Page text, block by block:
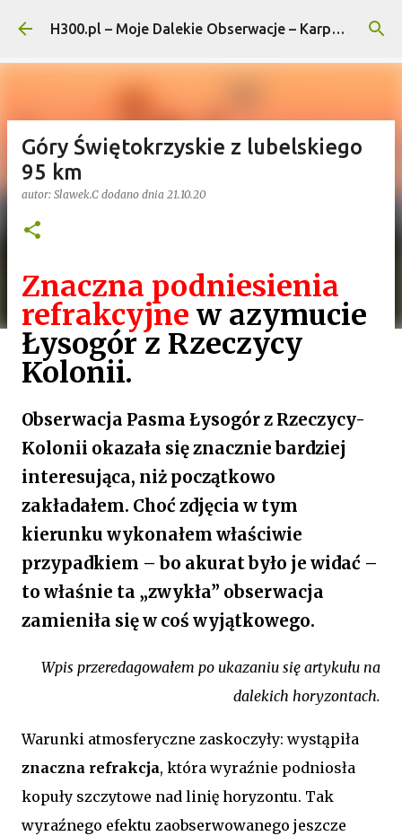
Przejdź do głównej zawartości H300.pl – Moje Dalekie Obserwacje – Karpaty i Pogórza...
Góry Świętokrzyskie z lubelskiego
95 km
autor: Slawek.C dodano dnia 21.10.20
Znaczna podniesienia
refrakcyjne w azymucie
Łysogór z Rzeczycy
Kolonii.
Obserwacja Pasma Łysogór z Rzeczycy-
Kolonii okazała się znacznie bardziej
interesująca, niż początkowo
zakładałem. Choć zdjęcia w tym
kierunku wykonałem właściwie
przypadkiem – bo akurat było je widać –
to właśnie ta „zwykła” obserwacja
zamieniła się w coś wyjątkowego.
Wpis przeredagowałem po ukazaniu się artykułu na
dalekich horyzontach.
Warunki atmosferyczne zaskoczyły: wystąpiła
znaczna refrakcja, która wyraźnie podniosła
kopuły szczytowe nad linię horyzontu. Tak
wyraźnego efektu zaobserwowanego jeszcze